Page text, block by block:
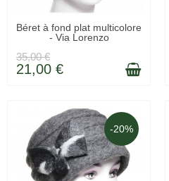
LIVRAISON 48H
Béret à fond plat multicolore
- Via Lorenzo
35,00 €
21,00 €
-20%